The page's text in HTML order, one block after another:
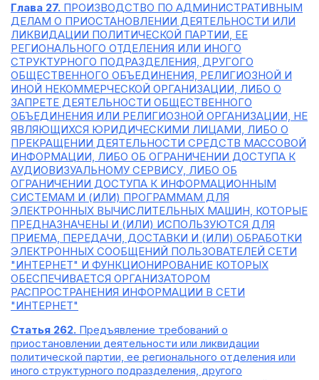
Глава 27. ПРОИЗВОДСТВО ПО АДМИНИСТРАТИВНЫМ
ДЕЛАМ О ПРИОСТАНОВЛЕНИИ ДЕЯТЕЛЬНОСТИ ИЛИ
ЛИКВИДАЦИИ ПОЛИТИЧЕСКОЙ ПАРТИИ, ЕЕ
РЕГИОНАЛЬНОГО ОТДЕЛЕНИЯ ИЛИ ИНОГО
СТРУКТУРНОГО ПОДРАЗДЕЛЕНИЯ, ДРУГОГО
ОБЩЕСТВЕННОГО ОБЪЕДИНЕНИЯ, РЕЛИГИОЗНОЙ И
ИНОЙ НЕКОММЕРЧЕСКОЙ ОРГАНИЗАЦИИ, ЛИБО О
ЗАПРЕТЕ ДЕЯТЕЛЬНОСТИ ОБЩЕСТВЕННОГО
ОБЪЕДИНЕНИЯ ИЛИ РЕЛИГИОЗНОЙ ОРГАНИЗАЦИИ, НЕ
ЯВЛЯЮЩИХСЯ ЮРИДИЧЕСКИМИ ЛИЦАМИ, ЛИБО О
ПРЕКРАЩЕНИИ ДЕЯТЕЛЬНОСТИ СРЕДСТВ МАССОВОЙ
ИНФОРМАЦИИ, ЛИБО ОБ ОГРАНИЧЕНИИ ДОСТУПА К
АУДИОВИЗУАЛЬНОМУ СЕРВИСУ, ЛИБО ОБ
ОГРАНИЧЕНИИ ДОСТУПА К ИНФОРМАЦИОННЫМ
СИСТЕМАМ И (ИЛИ) ПРОГРАММАМ ДЛЯ
ЭЛЕКТРОННЫХ ВЫЧИСЛИТЕЛЬНЫХ МАШИН, КОТОРЫЕ
ПРЕДНАЗНАЧЕНЫ И (ИЛИ) ИСПОЛЬЗУЮТСЯ ДЛЯ
ПРИЕМА, ПЕРЕДАЧИ, ДОСТАВКИ И (ИЛИ) ОБРАБОТКИ
ЭЛЕКТРОННЫХ СООБЩЕНИЙ ПОЛЬЗОВАТЕЛЕЙ СЕТИ
"ИНТЕРНЕТ" И ФУНКЦИОНИРОВАНИЕ КОТОРЫХ
ОБЕСПЕЧИВАЕТСЯ ОРГАНИЗАТОРОМ
РАСПРОСТРАНЕНИЯ ИНФОРМАЦИИ В СЕТИ
"ИНТЕРНЕТ"
Статья 262. Предъявление требований о
приостановлении деятельности или ликвидации
политической партии, ее регионального отделения или
иного структурного подразделения, другого